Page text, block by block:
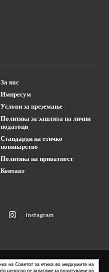
За нас
Импресум
Услови за преземање
Политика за заштита на лични
податоци
Стандарди на етичко
новинарство
Политика на приватност
Контакт
Instagram